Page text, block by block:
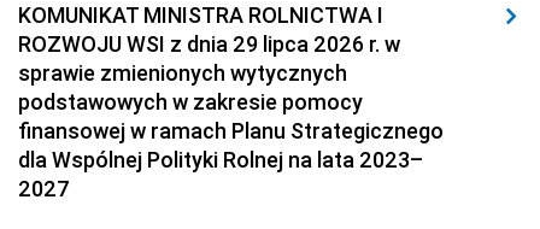
KOMUNIKAT MINISTRA ROLNICTWA I
ROZWOJU WSI z dnia 29 lipca 2026 r. w
sprawie zmienionych wytycznych
podstawowych w zakresie pomocy
finansowej w ramach Planu Strategicznego
dla Wspólnej Polityki Rolnej na lata 2023–
2027